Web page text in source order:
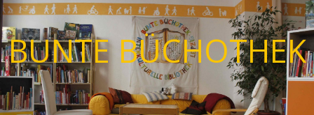
BUNTE BÜCHOTHEK